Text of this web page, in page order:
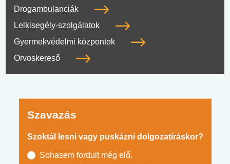
Drogambulanciák
Lelkisegély-szolgálatok
Gyermekvédelmi központok
Orvoskereső
Szavazás
Szoktál lesni vagy puskázni dolgozatíráskor?
Sohasem fordult még elő.